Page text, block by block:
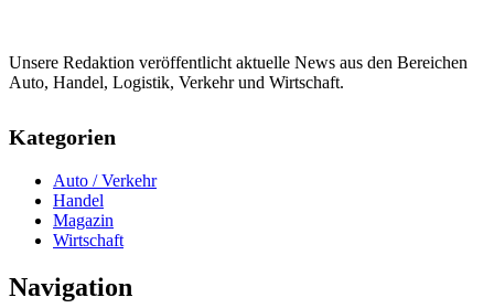
Unsere Redaktion veröffentlicht aktuelle News aus den Bereichen
Auto, Handel, Logistik, Verkehr und Wirtschaft.
Kategorien
Auto / Verkehr
Handel
Magazin
Wirtschaft
Navigation